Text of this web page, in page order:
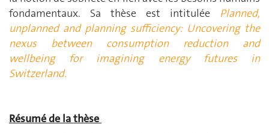
fondamentaux. Sa thèse est intitulée Planned,
unplanned and planning sufficiency: Uncovering the
nexus between consumption reduction and
wellbeing for imagining energy futures in
Switzerland.
Résumé de la thèse